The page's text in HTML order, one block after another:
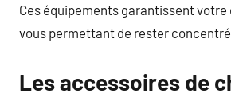
Ces équipements garantissent
vous permettant de rester
Les accessoires de